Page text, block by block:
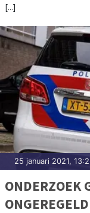
[...]
25 januari 2021,
ONDERZOEK